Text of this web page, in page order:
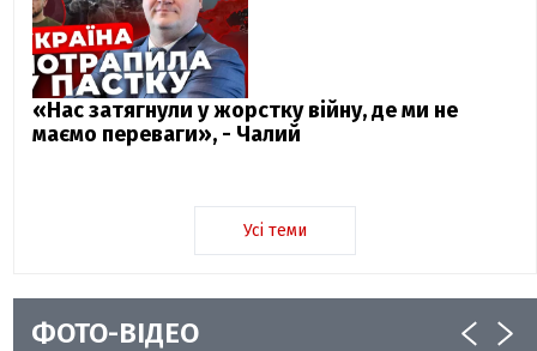
«Нас затягнули у жорстку війну, де ми не
маємо переваги», - Чалий
Усі теми
ФОТО-ВІДЕО